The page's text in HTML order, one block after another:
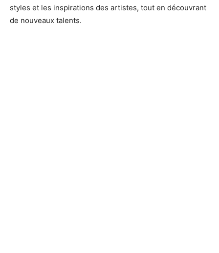
styles et les inspirations des artistes, tout en découvrant
de nouveaux talents.